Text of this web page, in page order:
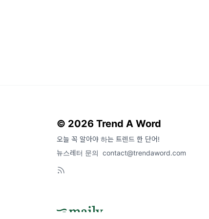
© 2026 Trend A Word
오늘 꼭 알아야 하는 트렌드 한 단어!
뉴스레터 문의 contact@trendaword.com